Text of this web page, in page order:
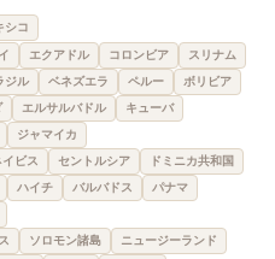
シコ
エクアドル コロンビア
スリナム
ジル ベネズエラ ペルー ボリビア
エルサルバドル
キューバ
ジャマイカ
ビス
セントルシア
ドミニカ共和国
ハイチ バルバドス
パナマ
ソロモン諸島
ニュージーランド